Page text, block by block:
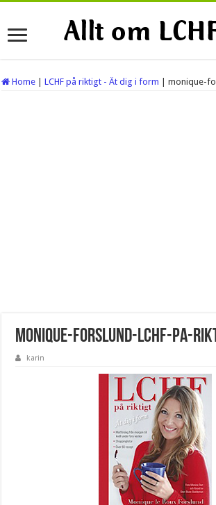
Home LCHF på riktigt - Ät dig i form monique-
monique-forslund-lchf-pa-
karin